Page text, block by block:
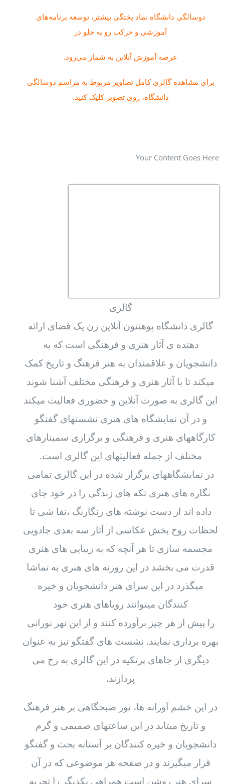
دوسالگی دانشگاه نماد پختگی بیشتر، توسعه برنامه‌های
آموزشی و حرکت رو به جلو در
عرصه آموزش آنلاین به شمار می‌رود.
برای مشاهده گالری کامل تصاویر مربوط به مراسم دوسالگی
دانشگاه، روی تصویر کلیک کنید.
Your Content Goes Here
گالری
گالری دانشگاه پوهنتون آنلاین زن یک فضای ارائه
دهنده ی آثار هنری و فرهنگی است که به
دانشجویان و علاقمندان به هنر فرهنگ و تاریخ کمک
میکند تا با آثار هنری و فرهنگی مختلف آشنا شوند
این گالری به صورت آنلاین و حضوری فعالیت میکند
و در آن نمایشگاه های هنری نشستهای گفتگو
کارگاههای هنری و فرهنگی و برگزاری سمینارهای
مختلف از جمله فعالیتهای این گالری است.
در نمایشگاههای برگزار شده در این گالری تمامی
نگاره های هنری تکه های زندگی را در خود جای
داده اند از دست نوشته های رنگارنگ ،نقا شی تا
لحظات روح بخش عکاسی از آثار سه بعدی جادویی
مجسمه سازی تا هر آنچه که به زیبایی های هنری
قدرت می بخشد در این روزنه های هنری به تماشا
میگذرد در این سرای هنر دانشجویان و خیره
کنندگان میتوانند رویاهای هنری خود
را پیش از هر چیز برآورده کنند و از این نهر نورانی
بهره برداری نمایند. نشست های گفتگو نیز به عنوان
دیگری از جاهای پرتکیه در این گالری به رخ می
پردازند.
در این خشم آورانه ها، نور صبحگاهی بر هنر فرهنگ
و تاریخ میتابد در این ساعتهای صمیمی و گرم
دانشجویان و خیره کنندگان بر آستانه بحث و گفتگو
قرار میگیرند و در صفحه هر موضوعی که در آن
سرای هنر روشن است همراهی یکدیگر را تجربه